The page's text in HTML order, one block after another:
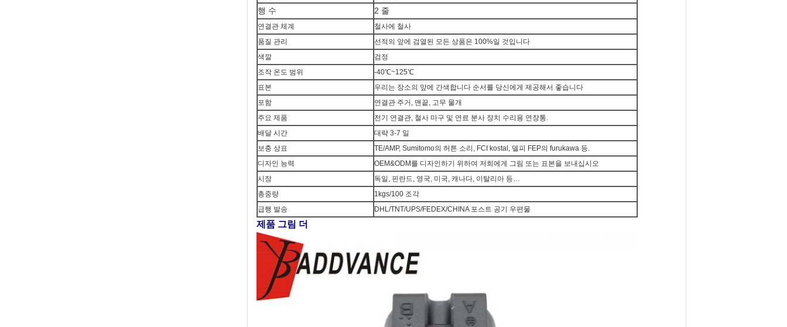
행 수
2 줄
연결관 체계
철사에 철사
품질 관리
선적의 앞에 검열된 모든 상품은 100%일 것입니다
색깔
검정
조작 온도 범위
-40℃~125℃
표본
우리는 장소의 앞에 간색합니다 순서를 당신에게 제공해서 좋습니다
포함
연결관 주거, 맨끝, 고무 물개
주요 제품
전기 연결관, 철사 마구 및 연료 분사 장치 수리용 연장통.
배달 시간
대략 3-7 일
보충 상표
TE/AMP, Sumitomo의 허튼 소리, FCI kostal, 델피 FEP의 furukawa 등.
디자인 능력
OEM&ODM를 디자인하기 위하여 저희에게 그림 또는 표본을 보내십시오
시장
독일, 핀란드, 영국, 미국, 캐나다, 이탈리아 등…
총중량
1kgs/100 조각
급행 발송
DHL/TNT/UPS/FEDEX/CHINA 포스트 공기 우편물
제품 그림 더